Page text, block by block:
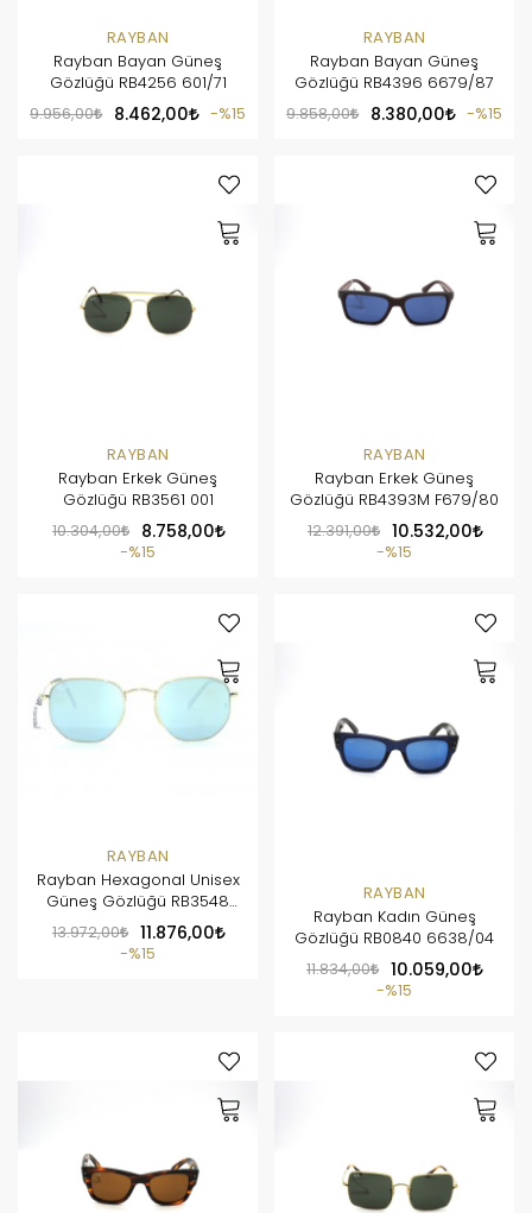
RAYBAN
Rayban Bayan Güneş
Gözlüğü RB4256 601/71
9.956,00
8.462,00 %15
RAYBAN
Rayban Bayan Güneş
Gözlüğü RB4396 6679/87
9.858,00
8.380,00 %15
RAYBAN
Rayban Erkek Güneş
Gözlüğü RB3561 001
10.304,00
8.758,00
%15
RAYBAN
Rayban Erkek Güneş
Gözlüğü RB4393M F679/80
12.391,00
10.532,00
%15
RAYBAN
Rayban Hexagonal Unisex
Güneş Gözlüğü RB3548
001/3051
13.972,00 11.876,00
%15
RAYBAN
Rayban Kadın Güneş
Gözlüğü RB0840 6638/04
11.834,00
10.059,00
%15